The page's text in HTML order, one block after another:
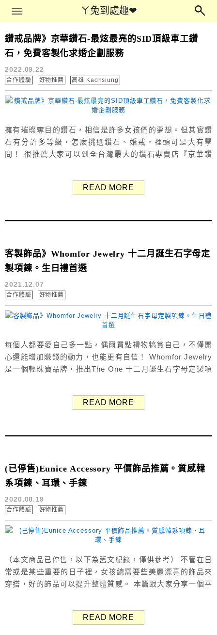
ㄚ兔到處趣❤ㄚ兔到處趣❤
Main Menu
飾品
鑽戒品牌》京華鑽石-最炫最亮的SID頂級車工鑽
石，免費客製化求婚企劃服務
2022.09.22
合作體驗 好物推薦 高雄 Kaohsiung
擁有璀璨奪目的鑽石，相信是許多女孩們的夢想。但其實鑽
石有分許多等級，怎麼挑選鑽石、婚戒，裡頭可是大有學
問！ 很推薦大家可以到全台灣最大的鑽石專賣店『京華鑽
箭，成功打造出世上最炫最亮的鑽石。除此之外，也有自由
READ MORE
客製飾品》Whomfor Jewelry 十二月誕生石字母定
製項鍊。生日禮首選
2021.12.07
合作體驗 好物推薦
每個人都要愛自己多一點，偶爾買點禮物犒賞自己，不僅開
心還能增加賺錢的動力，也能更有自信！ Whomfor Jewelry
是一個輕珠寶品牌，推出The One 十二月誕生石字母定製項
物，也很適合送人做生日禮物、情人節禮物！ Whomfor
READ MORE
(已停售)Eunice Accessory 平價飾品推薦。質感韓
系項鍊、耳環、手鍊
2020.08.19
合作體驗 好物推薦
（本文商品已停售，以下為舊文紀錄，僅供參考） 不管在日
常或是某些重要的日子裡，女孩總需要些美麗漂亮的飾品來
穿搭，好的飾品可以提升整體質感。 本篇跟大家分享一個平
有，打扮美美的不用花大錢，同時也是送禮的好選擇哦！
READ MORE